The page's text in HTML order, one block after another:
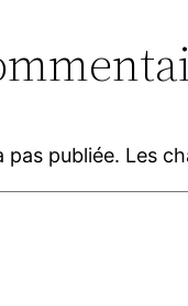
pas publiée. Les